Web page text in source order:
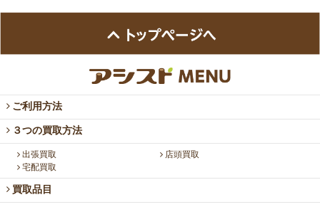
ご利用方法
３つの買取方法
出張買取
店頭買取
宅配買取
買取品目